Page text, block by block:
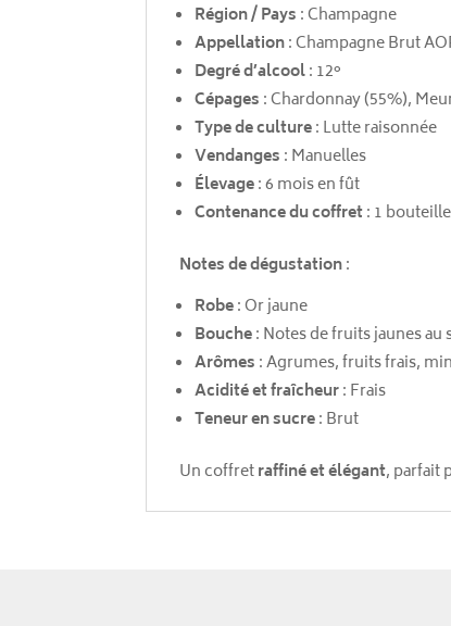
Région / Pays : Champagne
Appellation: Champagne Brut
Degré d’alcool: 12°
Cépages : Chardonnay (55%),
Type de culture: Lutte raisonnée
Vendanges : Manuelles
Élevage: 6 mois en fût
Contenance du coffret: 1
Notes de dégustation:
Robe: Or jaune
Bouche: Notes de fruits jaunes
Arômes : Agrumes, fruits frais,
Acidité et fraîcheur: Frais
Teneur en sucre: Brut
Un coffretraffiné et élégant, parfait